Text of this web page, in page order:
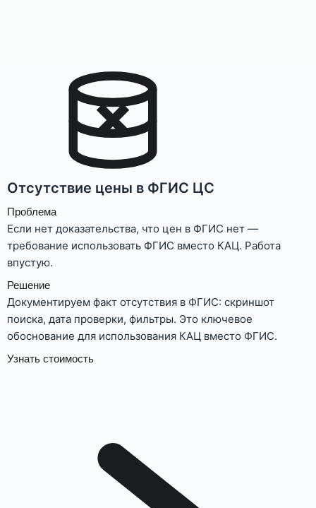
Отсутствие цены в ФГИС ЦС
Проблема
Если нет доказательства, что цен в ФГИС нет —
требование использовать ФГИС вместо КАЦ. Работа
впустую.
Решение
Документируем факт отсутствия в ФГИС: скриншот
поиска, дата проверки, фильтры. Это ключевое
обоснование для использования КАЦ вместо ФГИС.
Узнать стоимость